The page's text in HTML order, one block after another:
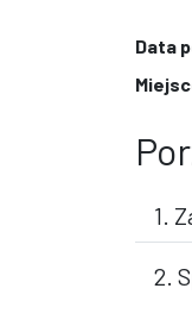
Data
1.
2.